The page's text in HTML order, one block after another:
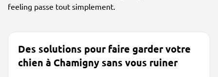
feeling passe tout simplement.
Des solutions pour faire garder votre
chien à Chamigny sans vous ruiner